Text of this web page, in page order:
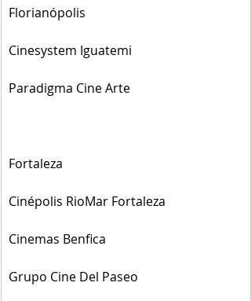
Florianópolis
Cinesystem Iguatemi
Paradigma Cine Arte
Fortaleza
Cinépolis RioMar Fortaleza
Cinemas Benfica
Grupo Cine Del Paseo